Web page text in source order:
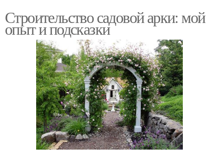
Строительство садовой арки: мой
опыт и подсказки